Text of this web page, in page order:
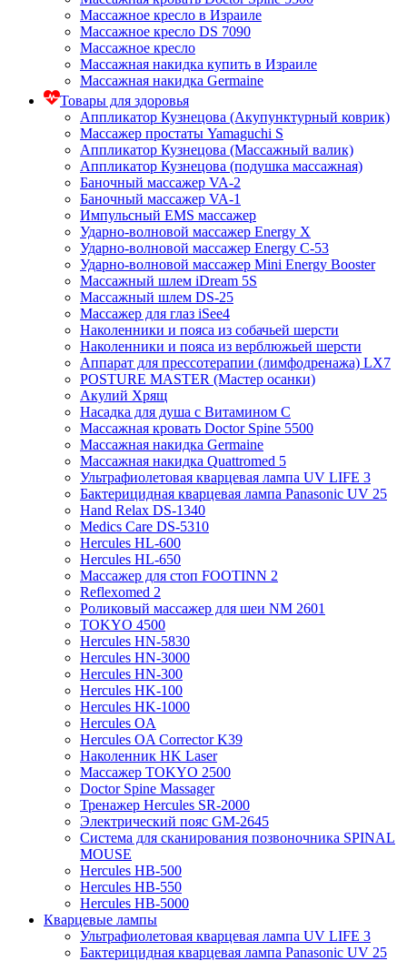
Массажное кресло в Израиле
Массажное кресло DS 7090
Массажное кресло
Массажная накидка купить в Израиле
Массажная накидка Germaine
Товары для здоровья
Аппликатор Кузнецова (Акупунктурный коврик)
Массажер простаты Yamaguchi S
Аппликатор Кузнецова (Массажный валик)
Аппликатор Кузнецова (подушка массажная)
Баночный массажер VA-2
Баночный массажер VA-1
Импульсный EMS массажер
Ударно-волновой массажер Energy X
Ударно-волновой массажер Energy C-53
Ударно-волновой массажер Mini Energy Booster
Массажный шлем iDream 5S
Массажный шлем DS-25
Массажер для глаз iSee4
Наколенники и пояса из собачьей шерсти
Наколенники и пояса из верблюжьей шерсти
Аппарат для прессотерапии (лимфодренажа) LX7
POSTURE MASTER (Мастер осанки)
Акулий Хрящ
Насадка для душа с Витамином C
Массажная кровать Doctor Spine 5500
Массажная накидка Germaine
Массажная накидка Quattromed 5
Ультрафиолетовая кварцевая лампа UV LIFE 3
Бактерицидная кварцевая лампа Panasonic UV 25
Hand Relax DS-1340
Medics Care DS-5310
Hercules HL-600
Hercules HL-650
Массажер для стоп FOOTINN 2
Reflexomed 2
Роликовый массажер для шеи NM 2601
TOKYO 4500
Hercules HN-5830
Hercules HN-3000
Hercules HN-300
Hercules HK-100
Hercules HK-1000
Hercules OA
Hercules OA Corrector K39
Наколенник HK Laser
Массажер TOKYO 2500
Doctor Spine Massager
Тренажер Hercules SR-2000
Электрический пояс GM-2645
Система для сканирования позвоночника SPINAL
MOUSE
Hercules HB-500
Hercules HB-550
Hercules HB-5000
Кварцевые лампы
Ультрафиолетовая кварцевая лампа UV LIFE 3
Бактерицидная кварцевая лампа Panasonic UV 25